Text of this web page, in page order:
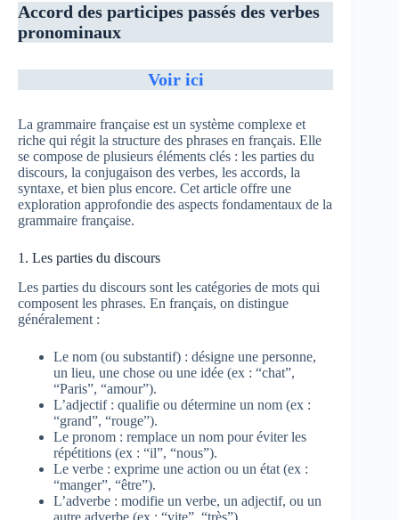
Accord des participes passés des verbes
pronominaux
Voir ici
La grammaire française est un système complexe et
riche qui régit la structure des phrases en français. Elle
se compose de plusieurs éléments clés : les parties du
discours, la conjugaison des verbes, les accords, la
syntaxe, et bien plus encore. Cet article offre une
exploration approfondie des aspects fondamentaux de la
grammaire française.
1. Les parties du discours
Les parties du discours sont les catégories de mots qui
composent les phrases. En français, on distingue
généralement :
Le nom (ou substantif) : désigne une personne,
un lieu, une chose ou une idée (ex : “chat”,
“Paris”, “amour”).
L’adjectif : qualifie ou détermine un nom (ex :
“grand”, “rouge”).
Le pronom : remplace un nom pour éviter les
répétitions (ex : “il”, “nous”).
Le verbe : exprime une action ou un état (ex :
“manger”, “être”).
L’adverbe : modifie un verbe, un adjectif, ou un
autre adverbe (ex : “vite”, “très”).